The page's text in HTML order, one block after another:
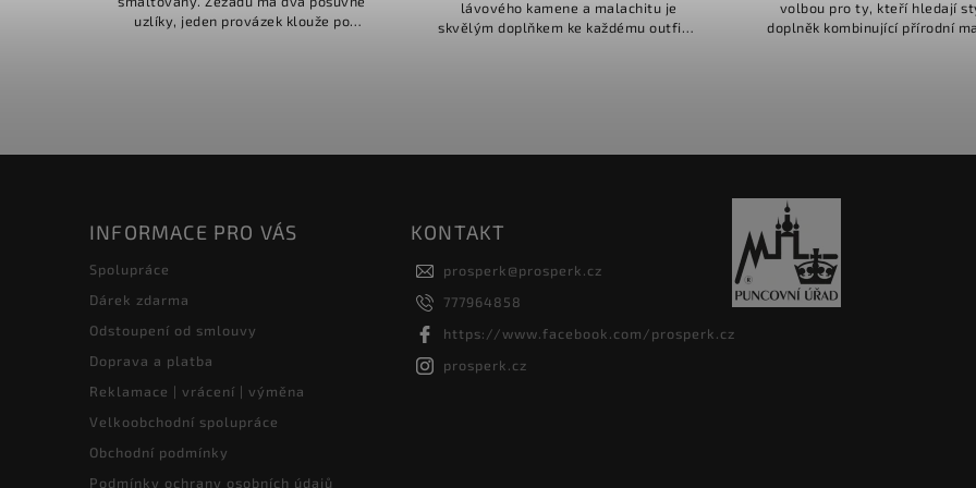
uzlíky, jeden provázek klouže po
lávového kamene a malachitu je
skvělým doplňkem ke každému outfitu,
volbou pro ty, kteří hledají
doplněk kombinující přírodní
INFORMACE PRO VÁS
Spolupráce
Dárek zdarma
Odstoupení od smlouvy
Doprava a platba
Reklamace | vrácení | výměna
Velkoobchodní spolupráce
Obchodní podmínky
Podmínky ochrany osobních údajů
KONTAKT
prosperk@prosperk.cz
777964858
https://www.facebook.com/prosperk.cz
prosperk.cz